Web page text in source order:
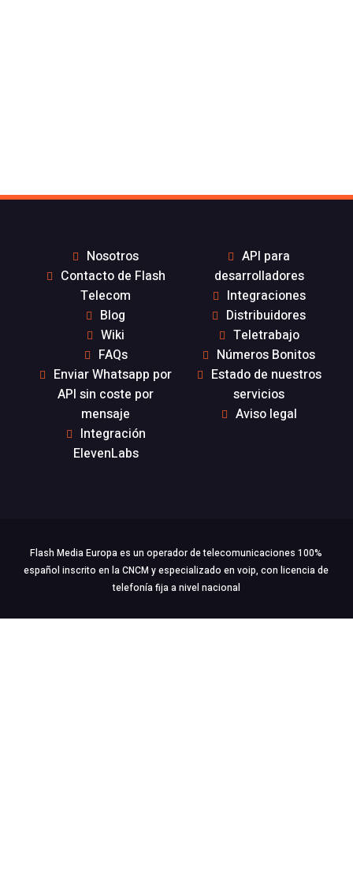
Nosotros
Contacto de Flash
Telecom
Blog
Wiki
FAQs
Enviar Whatsapp por
API sin coste por
mensaje
Integración
ElevenLabs
API para
desarrolladores
Integraciones
Distribuidores
Teletrabajo
Números Bonitos
Estado de nuestros
servicios
Aviso legal
Flash Media Europa es un operador de telecomunicaciones 100%
español inscrito en la CNCM y especializado en voip, con licencia de
telefonía fija a nivel nacional